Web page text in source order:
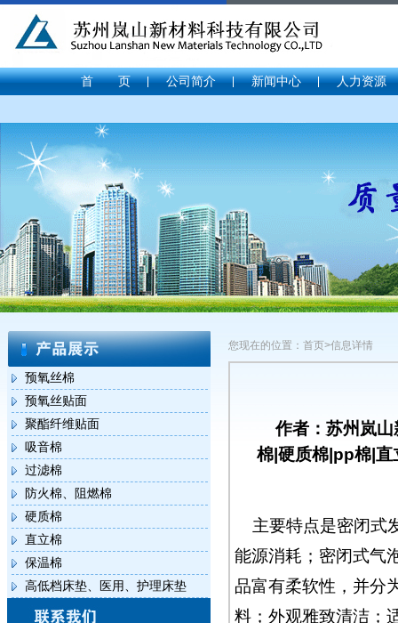
首 页 公司简介 新闻中心 人力资源
预氧丝棉
预氧丝贴面
聚酯纤维贴面
吸音棉
过滤棉
防火棉、阻燃棉
硬质棉
直立棉
保温棉
高低档床垫、医用、护理床垫
您现在的位置：首页>信息详情
作者：苏州岚
棉|硬质棉|pp棉|
主要特点是密闭式
能源消耗；密闭式气
品富有柔软性，并分
料；外观雅致清洁；